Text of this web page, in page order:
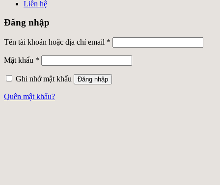
Liên hệ
Đăng nhập
Tên tài khoản hoặc địa chỉ email *
Mật khẩu *
Ghi nhớ mật khẩu Đăng nhập
Quên mật khẩu?